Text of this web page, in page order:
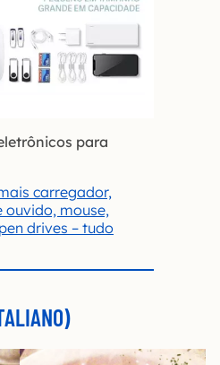
para
carregador,
ouvido, mouse,
drives – tudo